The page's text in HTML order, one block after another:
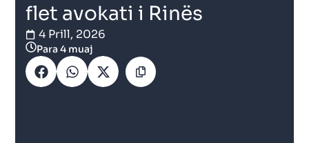
flet avokati i Rinës
4 Prill, 2026
Para 4 muaj